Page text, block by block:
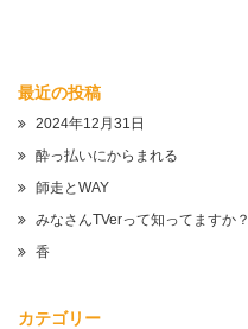
最近の投稿
2024年12月31日
酔っ払いにからまれる
師走とWAY
みなさんTVerって知ってますか？
香
カテゴリー